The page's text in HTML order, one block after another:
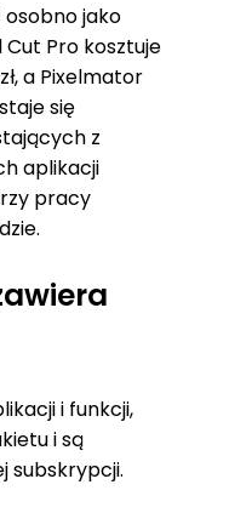
jako
Pro kosztuje
a Pixelmator
się
z
aplikacji
pracy
i funkcji,
i są
subskrypcji.